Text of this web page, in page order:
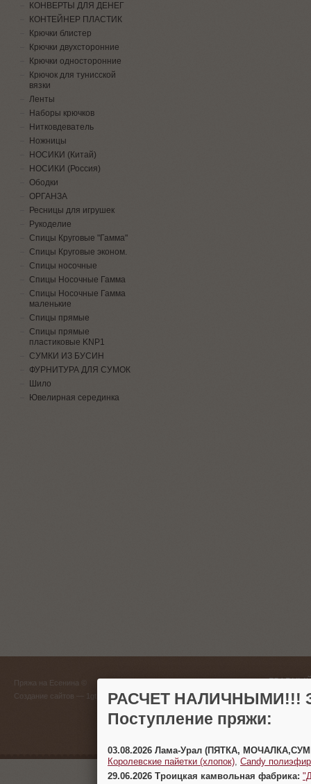
КОНВЕРТЫ ДЛЯ ДЕНЕГ
КОНТЕЙНЕР ПЛАСТИК
Крючки блистер
Крючки двухсторонние
Крючки односторонние
Крючок для тунисской
вязки
Ленты
Наборы крючков
Нитковдеватель
Ножницы
НОСИКИ (Китай)
НОСИКИ (Россия)
Ободки
ОРГАНЗА
Ресницы для игрушек
Рукоделие
Спицы Круговые "Гамма"
Спицы Круговые эконом.
Спицы носочные
Спицы Носочные Гамма
Спицы Носочные Гамма
маленькие
Спицы прямые
Спицы прямые
пластиковые KNP1
СУМКИ ИЗ БУСИН
ФУРНИТУРА ДЛЯ СУМОК
Шило
Ювелирная серединка
Пряжа на Есенина ©
Создание сайтов
(383)
г.
РАСЧЕТ НАЛИЧНЫМИ!!!
Поступление пряжи:
03.08.2026 Лама-Урал (ПЯТКА,
Королевские пайетки (хлопок) Candy
29.06.2026 Троицкая камвольная фабрика: